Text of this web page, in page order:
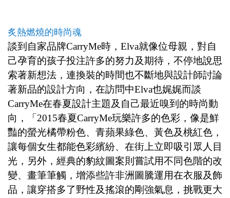
炙熱燃燒的時尚魂
談到自家品牌CarryMe時， Elva就像位母親，對自
己孕育的孩子投注許多的努力及期待，不停地說思
索著新想法，連換裝的時間也不斷地與設計師討論
著新品的設計方向，在訪問中Elva也娓娓而談
CarryMe在春夏設計主題及自己最近嗅到的時尚動
向，「 2015春夏CarryMe玩樂許多的色彩，像是鮮
豔的螢光橘帶粉色、青蘋果綠色、黃色及桃紅色，
讓每個女生都能色彩繽紛、在街上立即吸引眾人目
光，另外，經典的豹紋圖案則嘗試用不同色階的改
變、畫筆筆觸，增添些許非洲圖騰運用在衣服及飾
品，讓穿搭多了野性及搖滾的剛強氣息，挑戰更大